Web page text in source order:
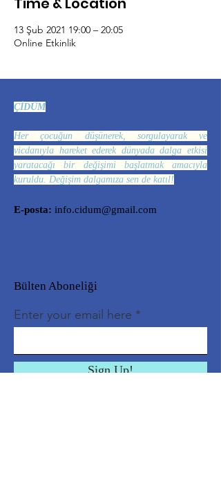
13 Şub 2021 19:00 – 20:05
Online Etkinlik
ÇİDÜM
Her çocuğun düşünerek, sorgulayarak ve
vicdanıyla hareket ederek dünyada dalga etkisi
yaratacağı bir değişimi başlatmak amacıyla
kuruldu. Değişim dalgamıza sen de katıl!
E-posta: info.cidum@gmail.com
Bülten Aboneliği
Enter your email here
Sign Up!